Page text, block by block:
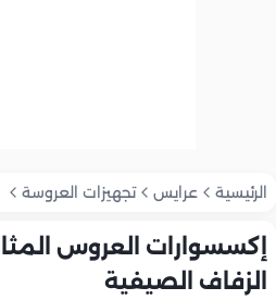
الرئيسية عرايس تجهيزات العروسة
إكسسوارات العروس
الزفاف الصيفية